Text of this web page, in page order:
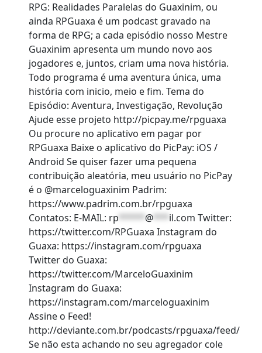
Share
RPG: Realidades Paralelas do Guaxinim, ou
ainda RPGuaxa é um podcast gravado na
forma de RPG; a cada episódio nosso Mestre
Guaxinim apresenta um mundo novo aos
jogadores e, juntos, criam uma nova história.
Todo programa é uma aventura única, uma
história com inicio, meio e fim. Tema do
Episódio: Aventura, Investigação, Revolução
Ajude esse projeto http://picpay.me/rpguaxa
Ou procure no aplicativo em pagar por
RPGuaxa Baixe o aplicativo do PicPay: iOS /
Android Se quiser fazer uma pequena
contribuição aleatória, meu usuário no PicPay
é o @marceloguaxinim Padrim:
https://www.padrim.com.br/rpguaxa
Contatos: E-MAIL: rp ***** @*** il.com Twitter:
https://twitter.com/RPGuaxa Instagram do
Guaxa: https://instagram.com/rpguaxa
Twitter do Guaxa:
https://twitter.com/MarceloGuaxinim
Instagram do Guaxa:
https://instagram.com/marceloguaxinim
Assine o Feed!
http://deviante.com.br/podcasts/rpguaxa/feed/
Se não esta achando no seu agregador cole